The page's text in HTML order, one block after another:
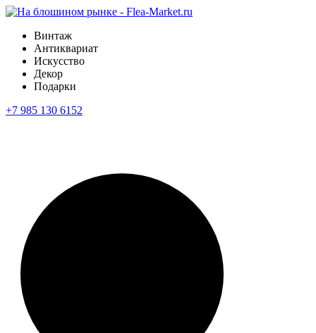
Винтаж
Антиквариат
Искусство
Декор
Подарки
+7 985 130 6152